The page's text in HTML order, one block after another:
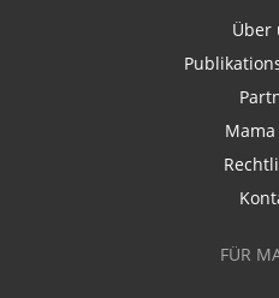
Über
FÜR